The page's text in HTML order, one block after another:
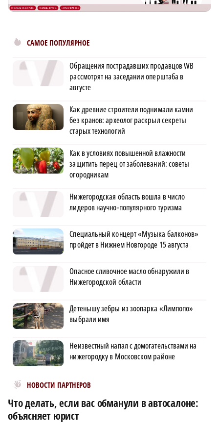
САМОЕ ПОПУЛЯРНОЕ
Обращения пострадавших продавцов WB
рассмотрят на заседании оперштаба в
августе
Как древние строители поднимали камни
без кранов: археолог раскрыл секреты
старых технологий
Как в условиях повышенной влажности
защитить перец от заболеваний: советы
огородникам
Нижегородская область вошла в число
лидеров научно-популярного туризма
Специальный концерт «Музыка балконов»
пройдет в Нижнем Новгороде 15 августа
Опасное сливочное масло обнаружили в
Нижегородской области
Детенышу зебры из зоопарка «Лимпопо»
выбрали имя
Неизвестный напал с домогательствами на
нижегородку в Московском районе
НОВОСТИ ПАРТНЕРОВ
Новости МирТесен
Что делать, если вас обманули в автосалоне:
объясняет юрист